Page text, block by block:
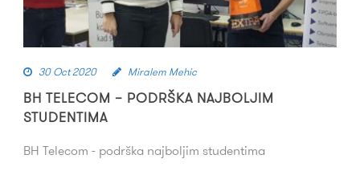
30 Oct 2020 Miralem Mehic
BH TELECOM – PODRŠKA NAJBOLJIM
STUDENTIMA
BH Telecom - podrška najboljim studentima